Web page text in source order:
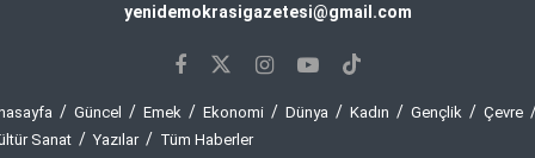
yenidemokrasigazetesi@gmail.com
Güncel Emek Ekonomi Dünya Kadın Gençlik
Çevre
Sanat
Yazılar Tüm Haberler